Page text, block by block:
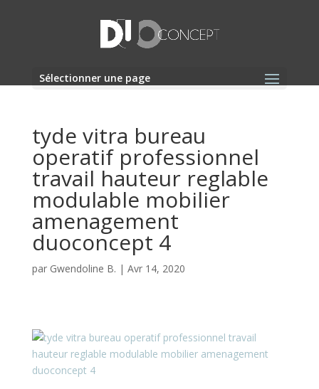
Sélectionner une page
tyde vitra bureau
operatif professionnel
travail hauteur reglable
modulable mobilier
amenagement
duoconcept 4
par Gwendoline B. | Avr 14, 2020